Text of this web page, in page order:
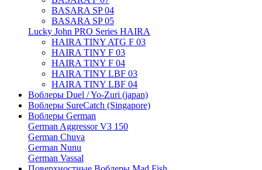
BASARA SP 04
BASARA SP 05
Lucky John PRO Series HAIRA
HAIRA TINY ATG F 03
HAIRA TINY F 03
HAIRA TINY F 04
HAIRA TINY LBF 03
HAIRA TINY LBF 04
Воблеры Duel / Yo-Zuri (japan)
Воблеры SureCatch (Singapore)
Воблеры German
German Aggressor V3 150
German Chuva
German Nunu
German Vassal